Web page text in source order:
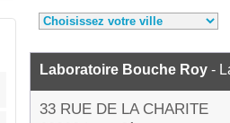
Laboratoire Bouche Roy -
33 RUE DE LA CHARITE